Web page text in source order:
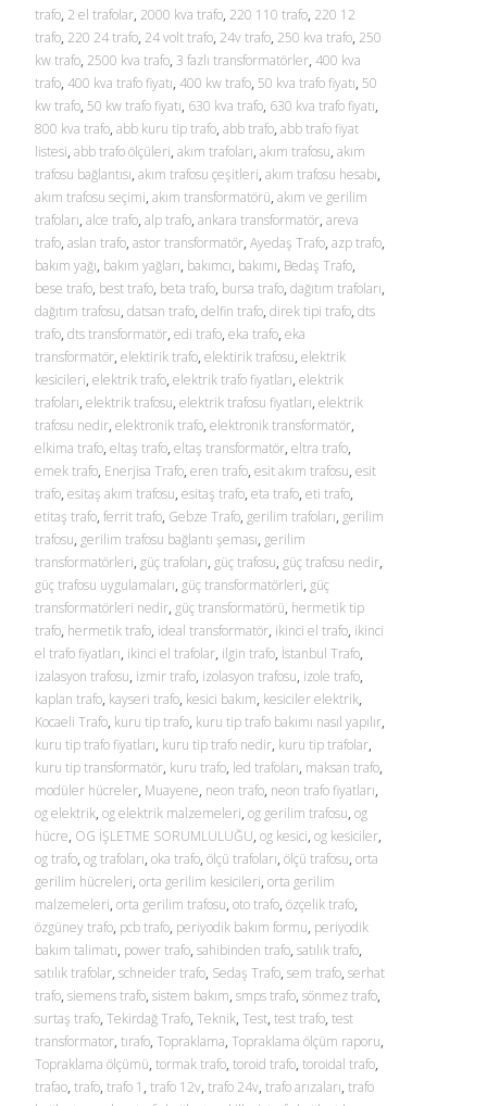
trafo, 2 el trafolar, 2000 kva trafo, 220 110 trafo, 220 12
trafo, 220 24 trafo, 24 volt trafo, 24v trafo, 250 kva trafo, 250
kw trafo, 2500 kva trafo, 3 fazlı transformatörler, 400 kva
trafo, 400 kva trafo fiyatı, 400 kw trafo, 50 kva trafo fiyatı, 50
kw trafo, 50 kw trafo fiyatı, 630 kva trafo, 630 kva trafo fiyatı,
800 kva trafo, abb kuru tip trafo, abb trafo, abb trafo fiyat
listesi, abb trafo ölçüleri, akım trafoları, akım trafosu, akım
trafosu bağlantısı, akım trafosu çeşitleri, akım trafosu hesabı,
akım trafosu seçimi, akım transformatörü, akım ve gerilim
trafoları, alce trafo, alp trafo, ankara transformatör, areva
trafo, aslan trafo, astor transformatör, Ayedaş Trafo, azp trafo,
bakım yağı, bakım yağları, bakımcı, bakımı, Bedaş Trafo,
bese trafo, best trafo, beta trafo, bursa trafo, dağıtım trafoları,
dağıtım trafosu, datsan trafo, delfin trafo, direk tipi trafo, dts
trafo, dts transformatör, edi trafo, eka trafo, eka
transformatör, elektirik trafo, elektirik trafosu, elektrik
kesicileri, elektrik trafo, elektrik trafo fiyatları, elektrik
trafoları, elektrik trafosu, elektrik trafosu fiyatları, elektrik
trafosu nedir, elektronik trafo, elektronik transformatör,
elkima trafo, eltaş trafo, eltaş transformatör, eltra trafo,
emek trafo, Enerjisa Trafo, eren trafo, esit akım trafosu, esit
trafo, esitaş akım trafosu, esitaş trafo, eta trafo, eti trafo,
etitaş trafo, ferrit trafo, Gebze Trafo, gerilim trafoları, gerilim
trafosu, gerilim trafosu bağlantı şeması, gerilim
transformatörleri, güç trafoları, güç trafosu, güç trafosu nedir,
güç trafosu uygulamaları, güç transformatörleri, güç
transformatörleri nedir, güç transformatörü, hermetik tip
trafo, hermetik trafo, ideal transformatör, ikinci el trafo, ikinci
el trafo fiyatları, ikinci el trafolar, ilgin trafo, İstanbul Trafo,
izalasyon trafosu, izmir trafo, izolasyon trafosu, izole trafo,
kaplan trafo, kayseri trafo, kesici bakım, kesiciler elektrik,
Kocaeli Trafo, kuru tip trafo, kuru tip trafo bakımı nasıl yapılır,
kuru tip trafo fiyatları, kuru tip trafo nedir, kuru tip trafolar,
kuru tip transformatör, kuru trafo, led trafoları, maksan trafo,
modüler hücreler, Muayene, neon trafo, neon trafo fiyatları,
og elektrik, og elektrik malzemeleri, og gerilim trafosu, og
hücre, OG İŞLETME SORUMLULUĞU, og kesici, og kesiciler,
og trafo, og trafoları, oka trafo, ölçü trafoları, ölçü trafosu, orta
gerilim hücreleri, orta gerilim kesicileri, orta gerilim
malzemeleri, orta gerilim trafosu, oto trafo, özçelik trafo,
özgüney trafo, pcb trafo, periyodik bakım formu, periyodik
bakım talimatı, power trafo, sahibinden trafo, satılık trafo,
satılık trafolar, schneider trafo, Sedaş Trafo, sem trafo, serhat
trafo, siemens trafo, sistem bakım, smps trafo, sönmez trafo,
surtaş trafo, Tekirdağ Trafo, Teknik, Test, test trafo, test
transformator, tırafo, Topraklama, Topraklama ölçüm raporu,
Topraklama ölçümü, tormak trafo, toroid trafo, toroidal trafo,
trafao, trafo, trafo 1 , trafo 12v, trafo 24v, trafo arızaları, trafo